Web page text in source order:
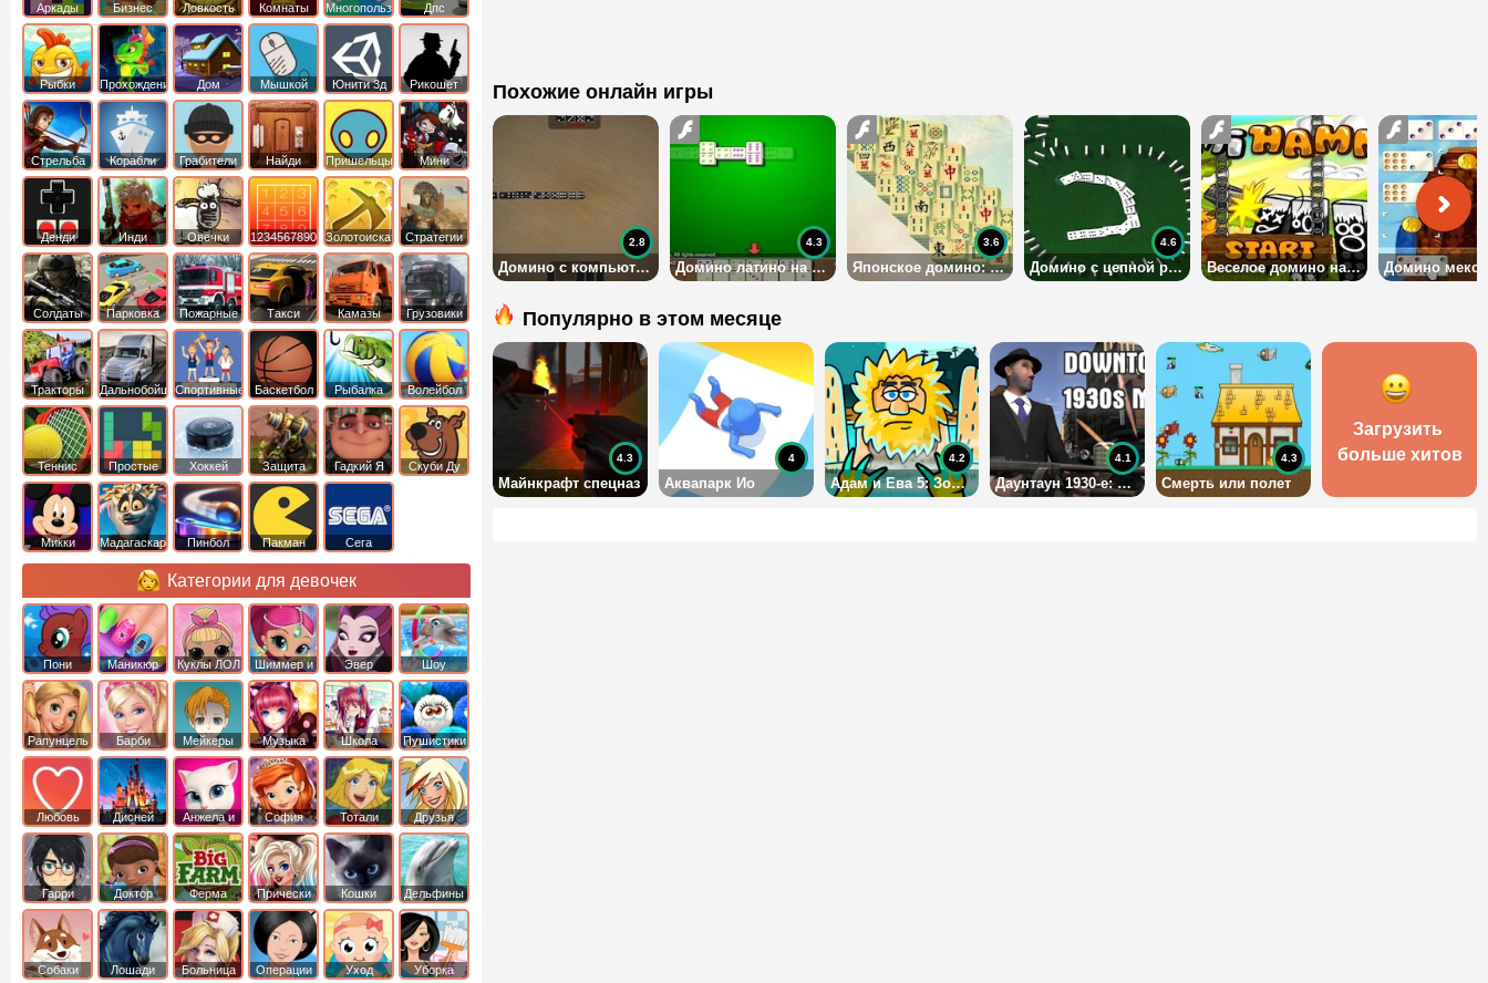
Похожие онлайн игры
Домино с компьютером в пабе
2.8
Домино латино на четверых
4.3
Японское домино: солитер
3.6
Домино с цепной реакцией
4.6
Веселое домино на логику
Популярно в этом месяце
Майнкрафт спецназ
4.3
Аквапарк Ио
4
Адам и Ева 5: Зомби
4.2
Даунтаун 1930-е: Мафия
4.1
Смерть или полет
4.3
Загрузить
больше хитов
Аркады
Бизнес
симуляторы
Ловкость Комнаты Многопользовательские
Дпс
Рыбки Прохождение Дом Мышкой Юнити 3д Рикошет
Cтрельба
из лука
Корабли Грабители
Найди
выход
Пришельцы Мини
Денди Инди
Овечки
идут домой
1234567890 ЗолотоискательСтратегии
Солдаты
Парковка
машин
Пожарные
машины
Такси Камазы Грузовики
Тракторы ДальнобойщикиСпортивные Баскетбол Рыбалка Волейбол
Теннис Простые Хоккей
Защита
башни
Гадкий Я Скуби Ду
Микки
Мадагаскар Пинбол Пакман Сега
Категории для девочек
Пони
креатор
Маникюр Куклы ЛОЛ
Шиммер и
Шайн
Эвер
Афтер Хай
Шоу
дельфинов
Рапунцель Барби Мейкеры Музыка Школа Пушистики
Любовь Дисней
Анжела и
том
София
Прекрасная
Тотали
Спайс
Друзья
ангелов
Гарри
Поттер
Доктор
Плюшева
Ферма Прически Кошки Дельфины
Собаки Лошади Больница Операции Уход Уборка